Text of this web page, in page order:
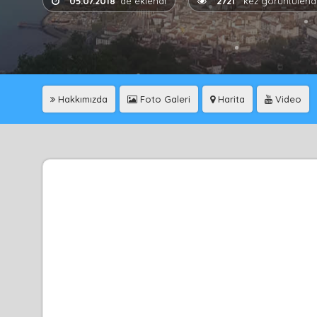
Hakkımızda Foto Galeri Harita Video